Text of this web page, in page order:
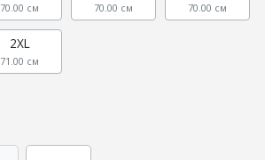
70.00 см 70.00 см 70.00 см
2XL
71.00 см